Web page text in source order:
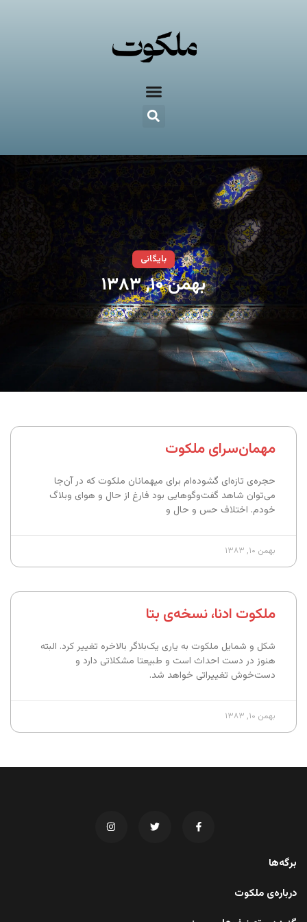
بایگانی
بهمن ۱۰, ۱۳۸۳
مهمان‌سرای ملکوت
حجره‌ی تازه‌ای گشوده‌ام برای میهمانان ملکوت که در آن‌جا
می‌توان شاهد گفت‌وگوهایی بود فارغ از حال و هوای وبلاگ
خودم. اختلاف حس و حال و
بهمن ۱۰, ۱۳۸۳
ملکوت ادنا، نسخه‌ی بتا
شکل و شمایل ملکوت به یاری یک‌بلاگر بالاخره تغییر کرد. البته
هنوز در دست احداث است و طبیعتا مشکلاتی دارد و
دست‌خوش تغییراتی خواهد شد.
بهمن ۱۰, ۱۳۸۳
برگه‌ها
درباره‌ی ملکوت